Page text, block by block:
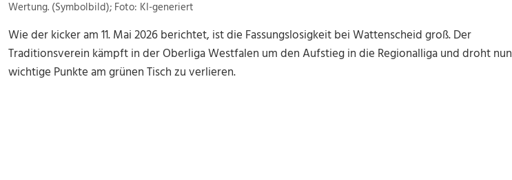
Wertung. (Symbolbild); Foto: KI-generiert
Wie der kicker am 11. Mai 2026 berichtet, ist die Fassungslosigkeit bei Wattenscheid groß. Der
Traditionsverein kämpft in der Oberliga Westfalen um den Aufstieg in die Regionalliga und droht nun
wichtige Punkte am grünen Tisch zu verlieren.